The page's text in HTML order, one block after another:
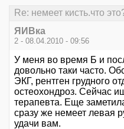
Re: немеет кисть.что
ЯИВка
2 - 08.04.2010 - 09:56
У меня во время Б и
довольно таки часто.
ЭКГ, рентген грудного
остеохондроз. Сейчас
терапевта. Еще
сразу же немеет левая
удачи вам.